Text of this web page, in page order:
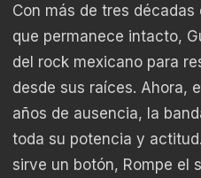
Con más de tres
que permanece intacto,
del rock mexicano para
desde sus raíces. Ahora,
años de ausencia, la
toda su potencia y
sirve un botón, Rompe el